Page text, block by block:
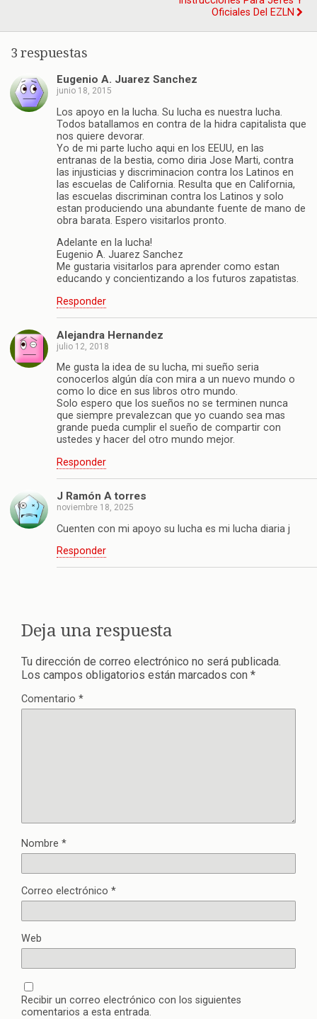
Oficiales Del EZLN
3 respuestas
Eugenio A. Juarez Sanchez
junio 18, 2015
Los apoyo en la lucha. Su lucha es nuestra lucha.
Todos batallamos en contra de la hidra capitalista que
nos quiere devorar.
Yo de mi parte lucho aqui en los EEUU, en las
entranas de la bestia, como diria Jose Marti, contra
las injusticias y discriminacion contra los Latinos en
las escuelas de California. Resulta que en California,
las escuelas discriminan contra los Latinos y solo
estan produciendo una abundante fuente de mano de
obra barata. Espero visitarlos pronto.
Adelante en la lucha!
Eugenio A. Juarez Sanchez
Me gustaria visitarlos para aprender como estan
educando y concientizando a los futuros zapatistas.
Responder
Alejandra Hernandez
julio 12, 2018
Me gusta la idea de su lucha, mi sueño seria
conocerlos algún día con mira a un nuevo mundo o
como lo dice en sus libros otro mundo.
Solo espero que los sueños no se terminen nunca
que siempre prevalezcan que yo cuando sea mas
grande pueda cumplir el sueño de compartir con
ustedes y hacer del otro mundo mejor.
Responder
J Ramón A torres
noviembre 18, 2025
Cuenten con mi apoyo su lucha es mi lucha diaria j
Responder
Deja una respuesta
Tu dirección de correo electrónico no será publicada.
Los campos obligatorios están marcados con *
Comentario *
Nombre *
Correo electrónico *
Web
Recibir un correo electrónico con los siguientes
comentarios a esta entrada.